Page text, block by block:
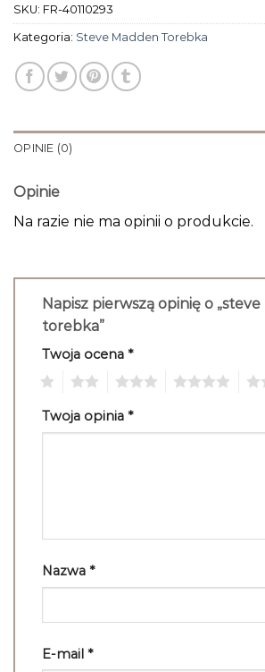
SKU: FR-40110293
Kategoria: Steve Madden Torebka
OPINIE (0)
Opinie
Na razie nie ma opinii o produkcie.
Napisz pierwszą opinię o
torebka”
Twoja ocena *
Twoja opinia *
Nazwa *
E-mail *